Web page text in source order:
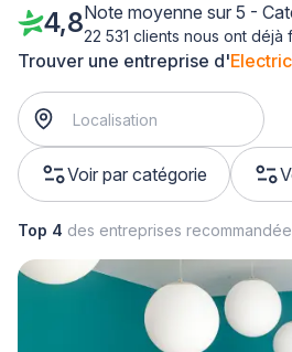
Trouver une entreprise d'
Voir par catégorie
4,8Note moyenne sur 5 -
22 531 clients nous ont déjà
Top 4 des entreprises